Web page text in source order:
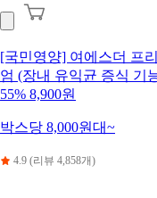
[국민영양] 여에스더 프
엄 (장내 유익균 증식 기
55% 8,900원
박스당 8,000원대~
4.9 (리뷰 4,858개)